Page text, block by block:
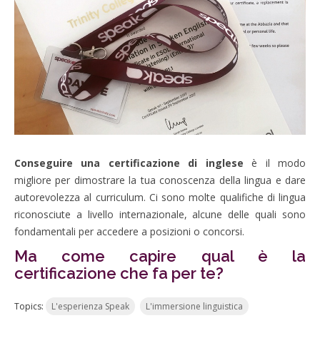
Conseguire una certificazione di inglese è il modo
migliore per dimostrare la tua conoscenza della lingua e dare
autorevolezza al curriculum. Ci sono molte qualifiche di lingua
riconosciute a livello internazionale, alcune delle quali sono
fondamentali per accedere a posizioni o concorsi.
Ma come capire qual è la
certificazione che fa per te?
Topics: L'esperienza Speak L'immersione linguistica